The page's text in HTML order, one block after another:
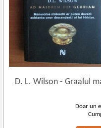
D. L. Wilson- Graalul
Doar un